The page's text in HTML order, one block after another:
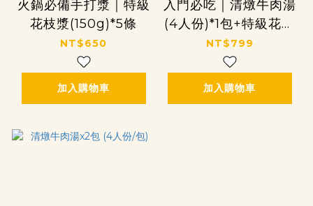
火鍋必備手打漿｜特級
花枝漿(150g)*5條
NT$650
加入購物車
入門必吃｜清燉牛肉湯
(4人份)*1包+特級花枝
丸*1包
NT$799
加入購物車